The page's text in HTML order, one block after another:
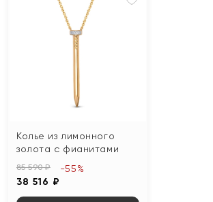
Колье из лимонного
золота с фианитами
85 590 ₽
38 516 ₽
-55%